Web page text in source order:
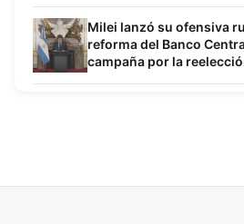
Milei lanzó su ofensiva
reforma del Banco
campaña por la